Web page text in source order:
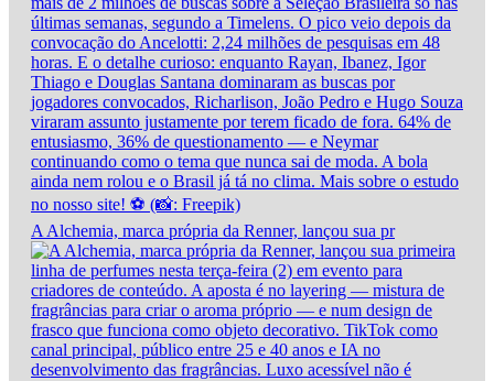
A Alchemia, marca própria da Renner, lançou sua pr